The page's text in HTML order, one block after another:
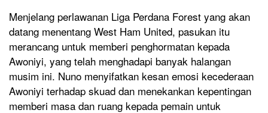
Menjelang perlawanan Liga Perdana Forest yang akan
datang menentang West Ham United, pasukan itu
merancang untuk memberi penghormatan kepada
Awoniyi, yang telah menghadapi banyak halangan
musim ini. Nuno menyifatkan kesan emosi kecederaan
Awoniyi terhadap skuad dan menekankan kepentingan
memberi masa dan ruang kepada pemain untuk